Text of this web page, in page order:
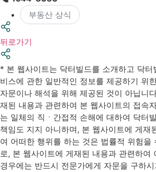
부동산 상식
뒤로가기
* 본 웹사이트는 닥터빌드를 소개하고 닥터
비스에 관한 일반적인 정보를 제공하기 위
자문이나 해석을 위해 제공된 것이 아닙니
재된 내용과 관련하여 본 웹사이트의 접속
는 일체의 직ㆍ간접적 손해에 대하여 닥터
책임도 지지 아니하며, 본 웹사이트에 게재
여 어떠한 행위를 하는 것은 법률적 위험을
로, 본 웹사이트에 게재된 내용과 관련하여
경우에는 반드시 전문가에게 자문을 구하